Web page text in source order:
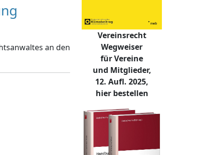
an den
Vereinsrecht
Wegweiser
für Vereine
und Mitglieder,
12. Aufl. 2025,
hier bestellen